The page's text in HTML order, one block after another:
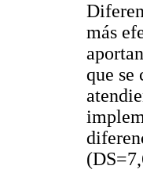
más
que se